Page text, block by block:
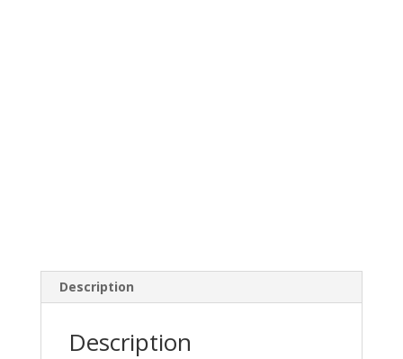
Description
Description